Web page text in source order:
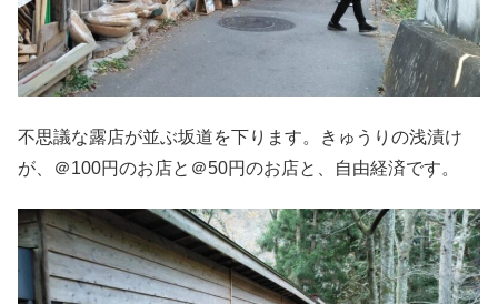
不思議な露店が並ぶ坂道を下ります。きゅうりの浅漬け
が、＠100円のお店と＠50円のお店と、自由経済です。